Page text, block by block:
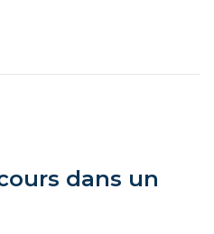
dans un